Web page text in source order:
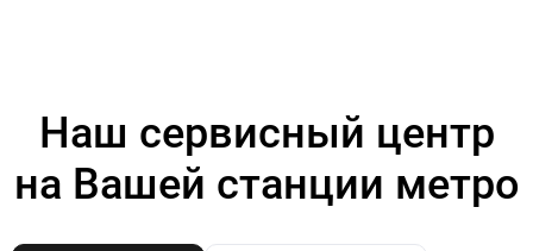
Наш сервисный центр
на Вашей станции метро